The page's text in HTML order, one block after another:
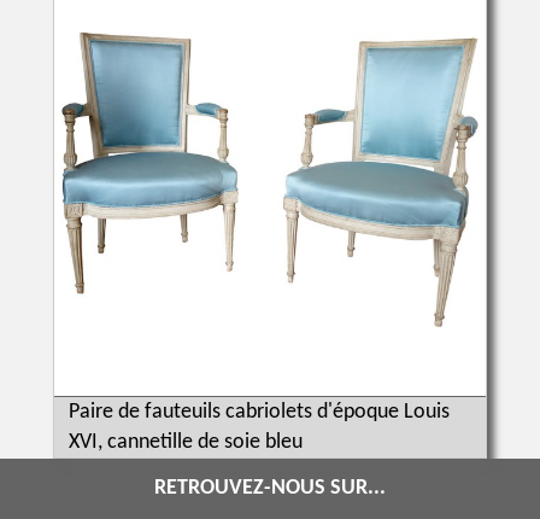
Paire de fauteuils cabriolets d'époque Louis
XVI, cannetille de soie bleu
RETROUVEZ-NOUS SUR...